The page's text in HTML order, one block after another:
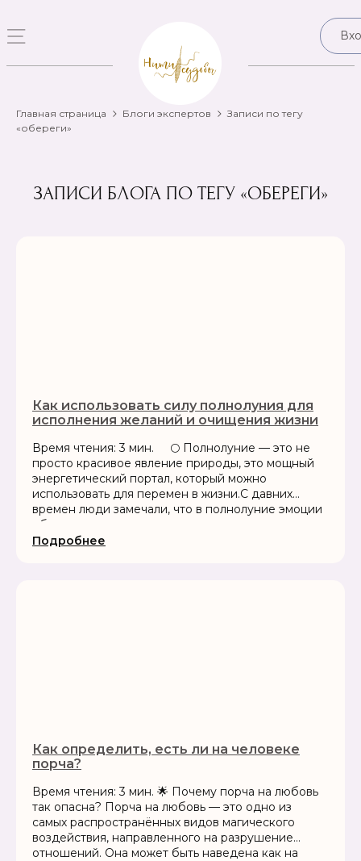
Главная страница Блоги экспертов
Записи по тегу
«обереги»
ЗАПИСИ БЛОГА ПО ТЕГУ «ОБЕРЕГИ»
Как использовать силу полнолуния для
исполнения желаний и очищения жизни
Время чтения: 3 мин. 🌕 Полнолуние — это не
просто красивое явление природы, это мощный
энергетический портал, который можно
использовать для перемен в жизни.С давних
времен люди замечали, что в полнолуние эмоции
обостряются,...
Подробнее
Как определить, есть ли на человеке
порча?
Время чтения: 3 мин. 🌟 Почему порча на любовь
так опасна? Порча на любовь — это одно из
самых распространённых видов магического
воздействия, направленного на разрушение
отношений. Она может быть наведена как на